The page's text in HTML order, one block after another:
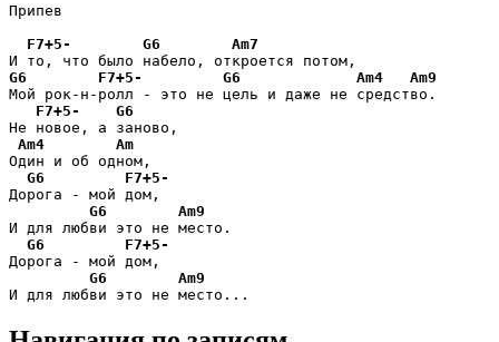
Припев
F7+5-
G6
Am7
G6
F7+5- G6 Am4
Am9
Мой рок-н-ролл - это не цель и даже не средство.
F7+5-
G6
Не новое, а заново,
Am4
Am
Один и об одном,
G6
F7+5-
Дорога - мой дом,
G6
Am9
И для любви это не место.
G6
F7+5-
Дорога - мой дом,
G6
Am9
И для любви это не место...